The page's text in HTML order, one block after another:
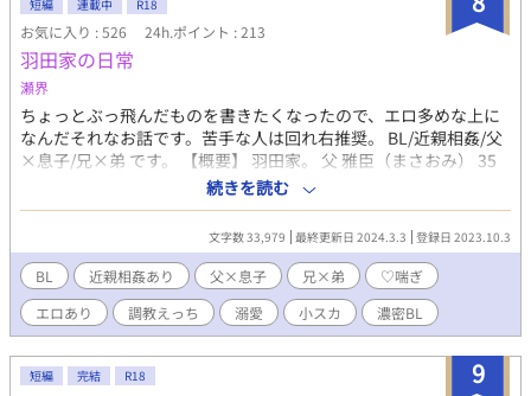
負けて弟の初めてを奪う。 ●昂紀（こうき）： 弟。僕。小学○年
生。ホモでメスガキな自覚あり。父と兄とするセックスはスキン
シップの延長で、禁忌感は感じていない。セックスは知識より先
に身体で覚えてしまった。
短編 連載中 R18
お気に入り : 526 24h.ポイント : 213
羽田家の日常
瀬界
ちょっとぶっ飛んだものを書きたくなったので、エロ多めな上に
なんだそれなお話です。苦手な人は回れ右推奨。 BL/近親相姦/父
×息子/兄×弟 です。 【概要】 羽田家。 父 雅臣（まさおみ） 35
歳。IT社長、185センチ、筋肉質。 長男 玲（れい）16歳。高校2
生、176センチ、文武両道。 次男 勇（ゆう）8歳。小学３年生、
128センチ、天然。 ぼくのお家は、おっきくて優しいパパと頭が
良くてなんでも教えてくれるお兄ちゃんの3人家族です。生まれた
時からママはいないけど、優しいパパとお兄ちゃんがたくさんか
まってくれるので、毎日たのしいです。 ぼくの家にはたくさんの
ルールがあるけど、これはぼくを守るためで家族みんなが仲良し
のためのひけつ？なんだって！ 自分たちだけのとくべつだから、
みんなにはしーなんだって、パパとお兄ちゃんが教えてくれまし
た！ ぼくはいいこなので約束は守れます！！ シングルパパの羽田
続きを読む
文字数 33,979 最終更新日 2024.3.3 登録日 2023.10.3
BL 近親相姦あり 父×息子 兄×弟
♡喘ぎ
エロあり
調教えっち 溺愛 小スカ 濃密BL
9
短編 完結 R18